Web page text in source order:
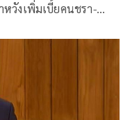
วังเพิ่มเบี้ยคนชรา-